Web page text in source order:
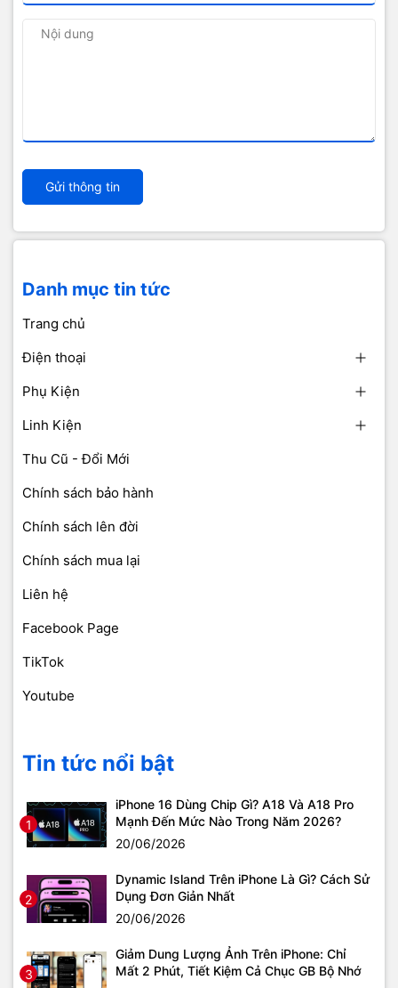
Gửi thông tin
Danh mục tin tức
Trang chủ
Điện thoại
Phụ Kiện
Linh Kiện
Thu Cũ - Đổi Mới
Chính sách bảo hành
Chính sách lên đời
Chính sách mua lại
Liên hệ
Facebook Page
TikTok
Youtube
Tin tức nổi bật
1
iPhone 16 Dùng Chip Gì? A18 Và A18 Pro
Mạnh Đến Mức Nào Trong Năm 2026?
20/06/2026
2
Dynamic Island Trên iPhone Là Gì? Cách Sử
Dụng Đơn Giản Nhất
20/06/2026
3
Giảm Dung Lượng Ảnh Trên iPhone: Chỉ
Mất 2 Phút, Tiết Kiệm Cả Chục GB Bộ Nhớ